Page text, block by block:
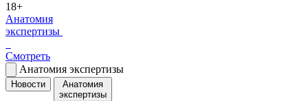
18+
Анатомия
экспертизы
Смотреть
Анатомия экспертизы
Новости
Анатомия
экспертизы